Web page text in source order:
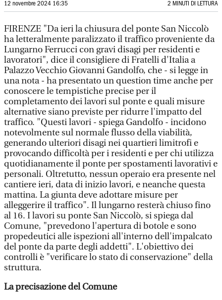
12 novembre 2024 16:35 2 MINUTI DI LETTURA
FIRENZE "Da ieri la chiusura del ponte San Niccolò
ha letteralmente paralizzato il traffico proveniente da
Lungarno Ferrucci con gravi disagi per residenti e
lavoratori", dice il consigliere di Fratelli d'Italia a
Palazzo Vecchio Giovanni Gandolfo, che - si legge in
una nota - ha presentato un question time anche per
conoscere le tempistiche precise per il
completamento dei lavori sul ponte e quali misure
alternative siano previste per ridurre l'impatto del
traffico. "Questi lavori - spiega Gandolfo - incidono
notevolmente sul normale flusso della viabilità,
generando ulteriori disagi nei quartieri limitrofi e
provocando difficoltà per i residenti e per chi utilizza
quotidianamente il ponte per spostamenti lavorativi e
personali. Oltretutto, nessun operaio era presente nel
cantiere ieri, data di inizio lavori, e neanche questa
mattina. La giunta deve adottare misure per
alleggerire il traffico". Il lungarno resterà chiuso fino
al 16. I lavori su ponte San Niccolò, si spiega dal
Comune, "prevedono l'apertura di botole e sono
propedeutici alle ispezioni all'interno dell'impalcato
del ponte da parte degli addetti". L'obiettivo dei
controlli è "verificare lo stato di conservazione" della
struttura.
La precisazione del Comune